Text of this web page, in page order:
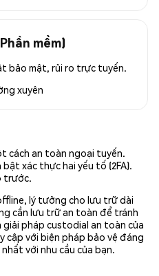
mềm)
bảo mật, rủi ro trực tuyến.
xuyên
cách an toàn ngoại tuyến.
xác thực hai yếu tố (2FA).
trước.
lý tưởng cho lưu trữ dài
cần lưu trữ an toàn để tránh
pháp custodial an toàn của
cập với biện pháp bảo vệ đáng
với nhu cầu của bạn.